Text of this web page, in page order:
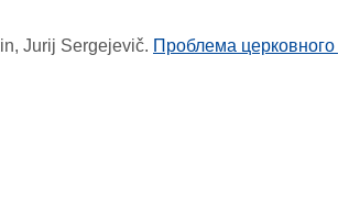
Jurij Sergejevič. Проблема